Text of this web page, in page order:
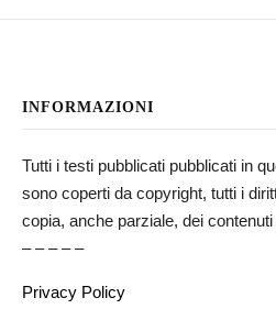
INFORMAZIONI
Tutti i testi pubblicati pubblicati in
sono coperti da copyright, tutti i
copia, anche parziale, dei
– – – – –
Privacy Policy